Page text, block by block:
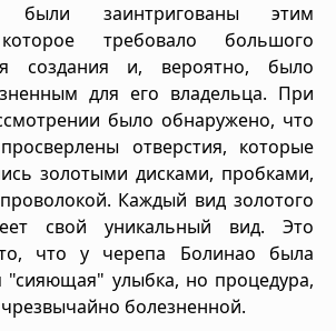
были заинтригованы этим
требовало большого
создания и, вероятно, было
для его владельца. При
было обнаружено, что
отверстия, которые
золотыми дисками, пробками,
Каждый вид золотого
свой уникальный вид. Это
что у черепа Болинао была
улыбка, но процедура,
болезненной.